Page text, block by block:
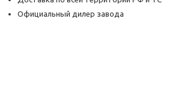
Официальный дилер завода